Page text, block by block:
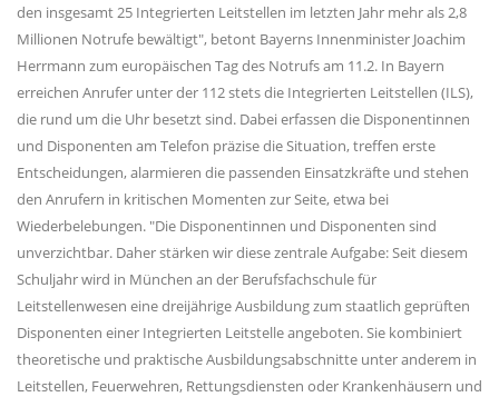
den insgesamt 25 Integrierten Leitstellen im letzten Jahr mehr als 2,8
Millionen Notrufe bewältigt", betont Bayerns Innenminister Joachim
Herrmann zum europäischen Tag des Notrufs am 11.2. In Bayern
erreichen Anrufer unter der 112 stets die Integrierten Leitstellen (ILS),
die rund um die Uhr besetzt sind. Dabei erfassen die Disponentinnen
und Disponenten am Telefon präzise die Situation, treffen erste
Entscheidungen, alarmieren die passenden Einsatzkräfte und stehen
den Anrufern in kritischen Momenten zur Seite, etwa bei
Wiederbelebungen. "Die Disponentinnen und Disponenten sind
unverzichtbar. Daher stärken wir diese zentrale Aufgabe: Seit diesem
Schuljahr wird in München an der Berufsfachschule für
Leitstellenwesen eine dreijährige Ausbildung zum staatlich geprüften
Disponenten einer Integrierten Leitstelle angeboten. Sie kombiniert
theoretische und praktische Ausbildungsabschnitte unter anderem in
Leitstellen, Feuerwehren, Rettungsdiensten oder Krankenhäusern und